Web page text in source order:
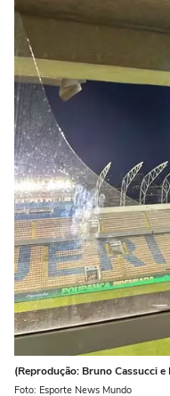
(Reprodução: Bruno Cassucci
Foto: Esporte News Mundo